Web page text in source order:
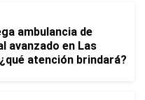
ambulancia de
avanzado en Las
atención brindará?